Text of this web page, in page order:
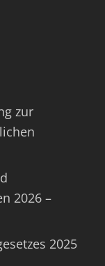
zur
2026 –
2025